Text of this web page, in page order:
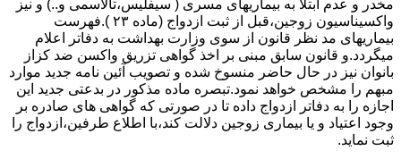
مخدر و عدم ابتلا به بیماریهای مسری ( سیفلیس،تالاسمی و..) و نیز
واکسیناسیون زوجین،قبل از ثبت ازدواج (ماده ۲۳ ).فهرست
بیماریهای مد نظر قانون از سوی وزارت بهداشت به دفاتر اعلام
میگردد.و قانون سابق مبنی بر اخذ گواهی تزریق واکسن ضد کزاز
بانوان نیز در حال حاضر منسوخ شده و تصویب آئین نامه جدید موارد
مبهم را مشخص خواهد نمود.تبصره ماده مذکور در بدعتی جدید این
اجازه را به دفاتر ازدواج داده تا در صورتی که گواهی های صادره بر
وجود اعتیاد و یا بیماری زوجین دلالت کند،با اطلاع طرفین،ازدواج را
ثبت نماید.